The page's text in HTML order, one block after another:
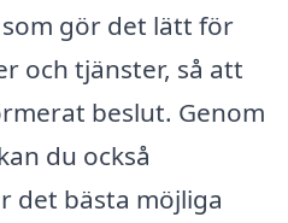
gör det lätt för
och tjänster, så att
beslut. Genom
du också
det bästa möjliga